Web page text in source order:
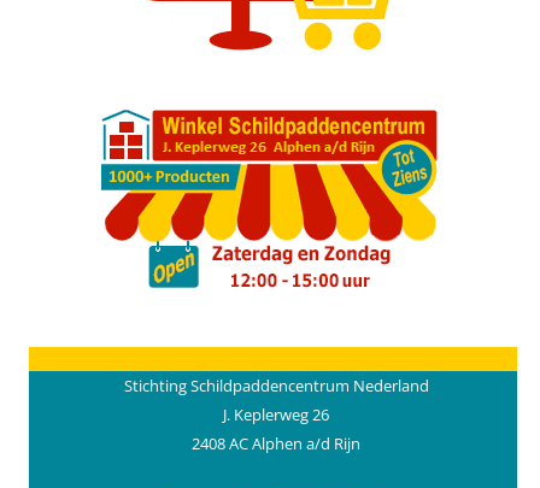
Stichting Schildpaddencentrum Nederland
J. Keplerweg 26
2408 AC Alphen a/d Rijn